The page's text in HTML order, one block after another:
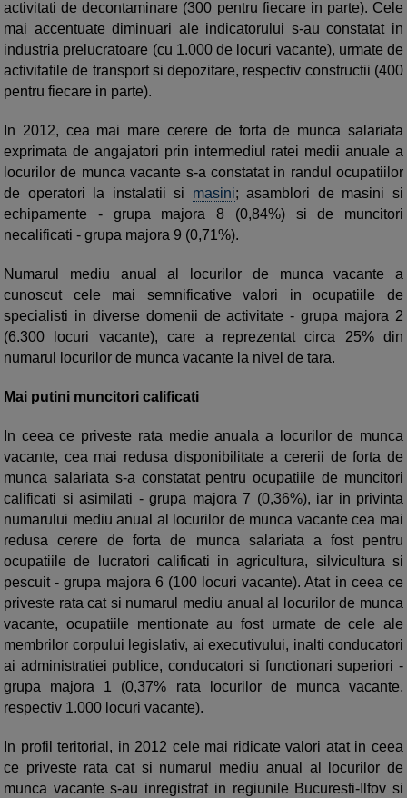
activitati de decontaminare (300 pentru fiecare in parte). Cele
mai accentuate diminuari ale indicatorului s-au constatat in
industria prelucratoare (cu 1.000 de locuri vacante), urmate de
activitatile de transport si depozitare, respectiv constructii (400
pentru fiecare in parte).
In 2012, cea mai mare cerere de forta de munca salariata
exprimata de angajatori prin intermediul ratei medii anuale a
locurilor de munca vacante s-a constatat in randul ocupatiilor
de operatori la instalatii si masini; asamblori de masini si
echipamente - grupa majora 8 (0,84%) si de muncitori
necalificati - grupa majora 9 (0,71%).
Numarul mediu anual al locurilor de munca vacante a
cunoscut cele mai semnificative valori in ocupatiile de
specialisti in diverse domenii de activitate - grupa majora 2
(6.300 locuri vacante), care a reprezentat circa 25% din
numarul locurilor de munca vacante la nivel de tara.
Mai putini muncitori calificati
In ceea ce priveste rata medie anuala a locurilor de munca
vacante, cea mai redusa disponibilitate a cererii de forta de
munca salariata s-a constatat pentru ocupatiile de muncitori
calificati si asimilati - grupa majora 7 (0,36%), iar in privinta
numarului mediu anual al locurilor de munca vacante cea mai
redusa cerere de forta de munca salariata a fost pentru
ocupatiile de lucratori calificati in agricultura, silvicultura si
pescuit - grupa majora 6 (100 locuri vacante). Atat in ceea ce
priveste rata cat si numarul mediu anual al locurilor de munca
vacante, ocupatiile mentionate au fost urmate de cele ale
membrilor corpului legislativ, ai executivului, inalti conducatori
ai administratiei publice, conducatori si functionari superiori -
grupa majora 1 (0,37% rata locurilor de munca vacante,
respectiv 1.000 locuri vacante).
In profil teritorial, in 2012 cele mai ridicate valori atat in ceea
ce priveste rata cat si numarul mediu anual al locurilor de
munca vacante s-au inregistrat in regiunile Bucuresti-Ilfov si